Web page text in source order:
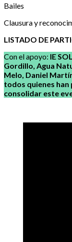
Bailes
Clausura y
LISTADO DE
Con el apoyo: IE
Gordillo, Agua
Melo, Daniel
todos quienes han
consolidar este